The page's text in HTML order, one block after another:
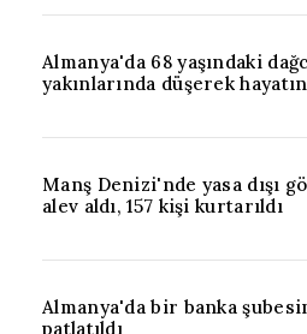
Almanya'da 68 yaşındaki
yakınlarında düşerek
Manş Denizi'nde yasa dışı
alev aldı, 157 kişi kurtarıldı
Almanya'da bir banka
patlatıldı